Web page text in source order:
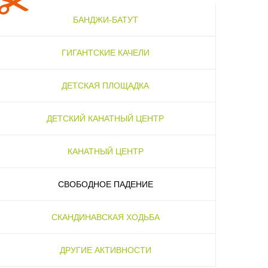
БАНДЖИ-БАТУТ
ГИГАНТСКИЕ КАЧЕЛИ
ДЕТСКАЯ ПЛОЩАДКА
ДЕТСКИЙ КАНАТНЫЙ ЦЕНТР
КАНАТНЫЙ ЦЕНТР
СВОБОДНОЕ ПАДЕНИЕ
СКАНДИНАВСКАЯ ХОДЬБА
ДРУГИЕ АКТИВНОСТИ